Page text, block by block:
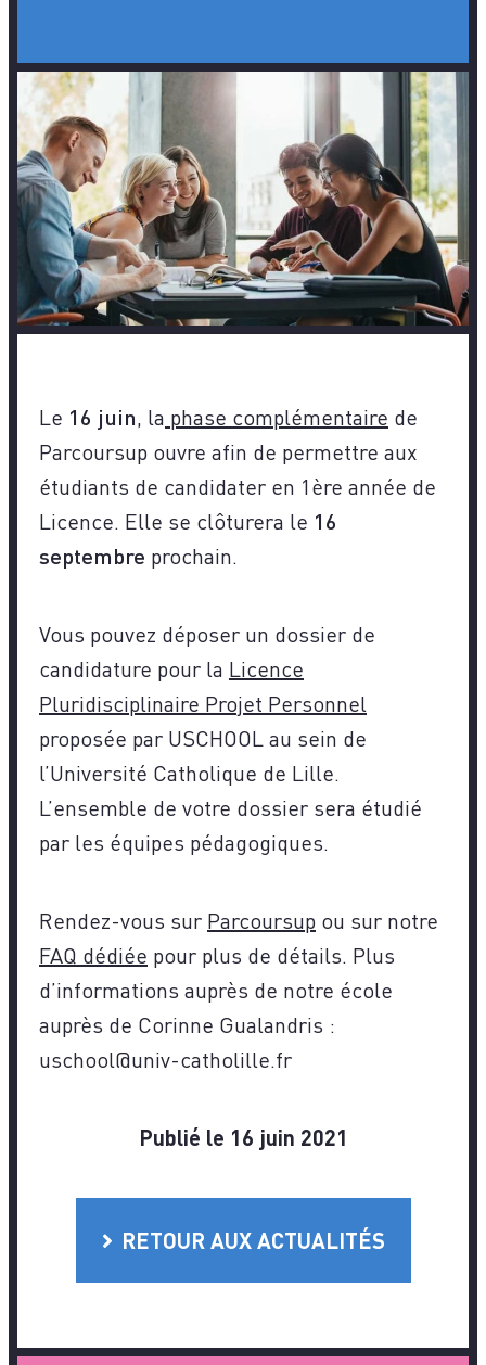
Le 16 juin, la phase complémentaire de
Parcoursup ouvre afin de permettre aux
étudiants de candidater en 1ère année de
Licence. Elle se clôturera le 16
septembre prochain.
Vous pouvez déposer un dossier de
candidature pour la Licence
Pluridisciplinaire Projet Personnel
proposée par USCHOOL au sein de
l’Université Catholique de Lille.
L’ensemble de votre dossier sera étudié
par les équipes pédagogiques.
Rendez-vous sur Parcoursup ou sur notre
FAQ dédiée pour plus de détails. Plus
d’informations auprès de notre école
auprès de Corinne Gualandris :
uschool@univ-catholille.fr
Publié le 16 juin 2021
RETOUR AUX ACTUALITÉS